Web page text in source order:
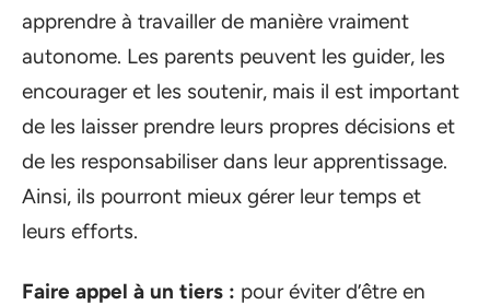
apprendre à travailler de manière vraiment
autonome. Les parents peuvent les guider, les
encourager et les soutenir, mais il est important
de les laisser prendre leurs propres décisions et
de les responsabiliser dans leur apprentissage.
Ainsi, ils pourront mieux gérer leur temps et
leurs efforts.
Faire appel à un tiers : pour éviter d’être en